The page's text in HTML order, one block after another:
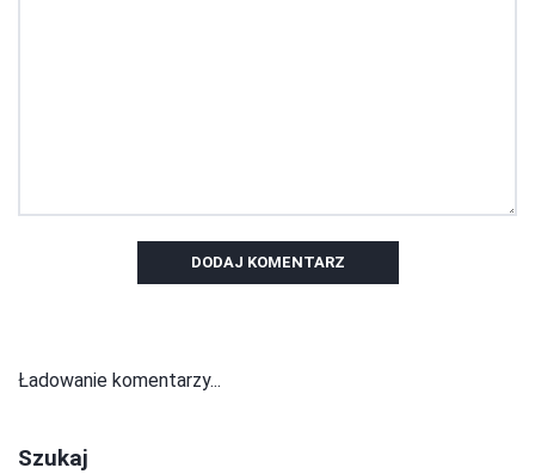
DODAJ KOMENTARZ
Ładowanie komentarzy...
Szukaj